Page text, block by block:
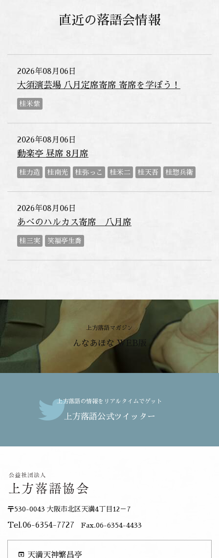
直近の落語会情報
2026年08月06日
大須演芸場 八月定席寄席 寄席を学ぼう！
桂米紫
2026年08月06日
動楽亭 昼席 8月席
桂力造 桂南光 桂弥っこ 桂米二 桂天吾 桂惣兵衛
2026年08月06日
あべのハルカス寄席 八月席
桂三実 笑福亭生喬
上方落語マガジン
んなあほな WEB版
上方落語の情報をリアルタイムでゲット
上方落語公式ツイッター
〒530-0043 大阪市北区天満4丁目12－7
Tel.06-6354-7727 Fax.06-6354-4433
open_in_browser 天満天神繁昌亭